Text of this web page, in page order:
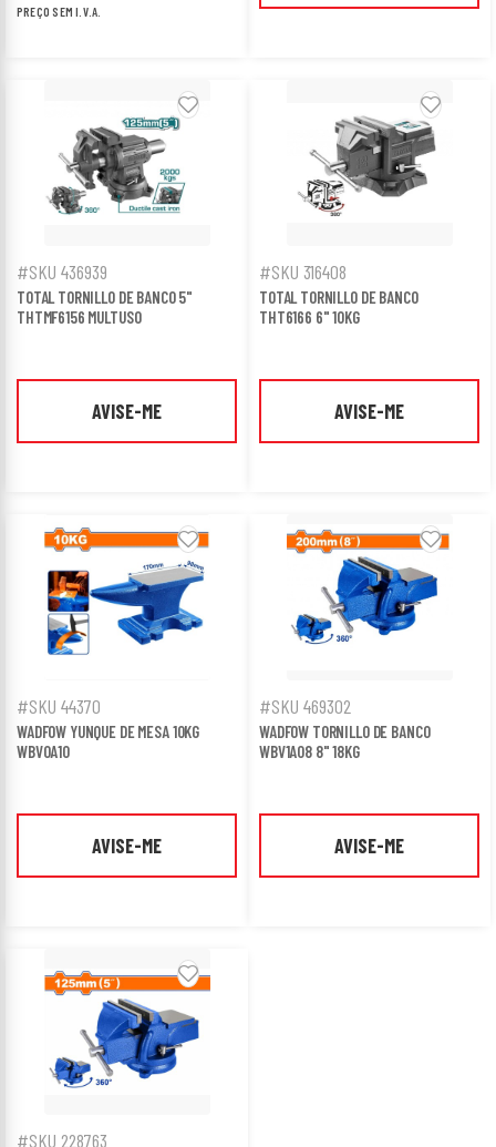
PREÇO SEM I.V.A.
#SKU 436939
TOTAL TORNILLO DE BANCO 5"
THTMF6156 MULTUSO
AVISE-ME
#SKU 316408
TOTAL TORNILLO DE BANCO
THT6166 6" 10KG
AVISE-ME
#SKU 44370
WADFOW YUNQUE DE MESA 10KG
WBV0A10
AVISE-ME
#SKU 469302
WADFOW TORNILLO DE BANCO
WBV1A08 8" 18KG
AVISE-ME
#SKU 228763